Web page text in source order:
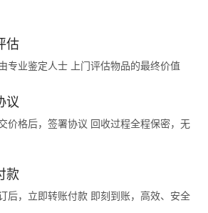
估
专业鉴定人士 上门评估物品的最终价值
议
价格后，签署协议 回收过程全程保密，无
款
后，立即转账付款 即刻到账，高效、安全